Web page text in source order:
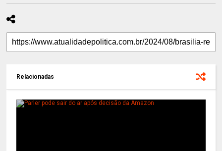
Relacionadas